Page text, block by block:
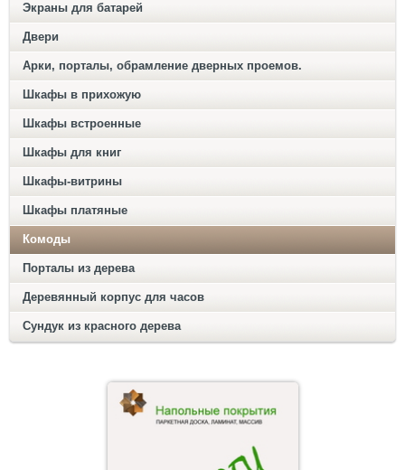
Экраны для батарей
Двери
Арки, порталы, обрамление дверных проемов.
Шкафы в прихожую
Шкафы встроенные
Шкафы для книг
Шкафы-витрины
Шкафы платяные
Комоды
Порталы из дерева
Деревянный корпус для часов
Сундук из красного дерева